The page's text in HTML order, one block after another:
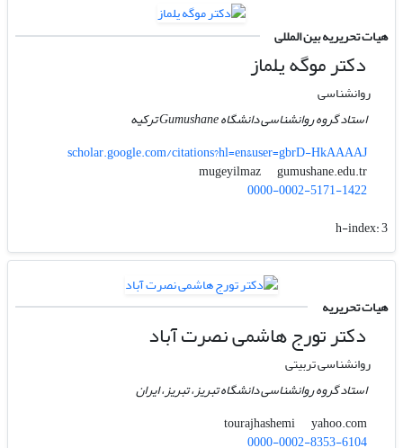
هیات تحریریه بین المللی
دکتر موگه یلماز
روانشناسی
استاد گروه روانشناسی دانشگاه Gumushane ترکیه
scholar.google.com/citations?hl=en&user=gbrD-HkAAAAJ
mugeyilmaz
gumushane.edu.tr
0000-0002-5171-1422
h-index:3
هیات تحریریه
دکتر تورج هاشمی نصرت آباد
روانشناسی تربیتی
استاد گروه روانشناسی دانشگاه تبریز، تبریز، ایران
tourajhashemi
yahoo.com
0000-0002-8353-6104